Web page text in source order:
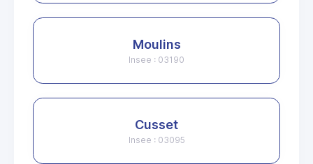
Moulins
Insee : 03190
Cusset
Insee : 03095